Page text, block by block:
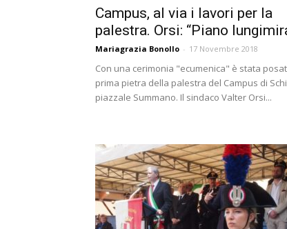
Campus, al via i lavori per la
palestra. Orsi: “Piano
Mariagrazia Bonollo - 17 Novembre 2018
Con una cerimonia "ecumenica" è stata
prima pietra della palestra del Campus di
piazzale Summano. Il sindaco Valter Orsi...